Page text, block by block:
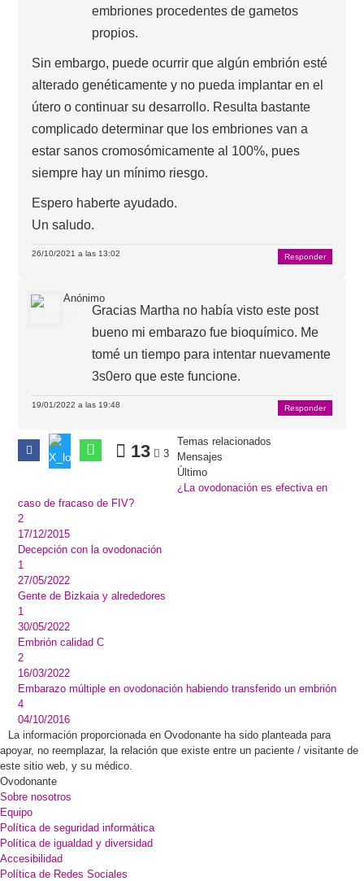
embriones procedentes de gametos
propios.
Sin embargo, puede ocurrir que algún embrión esté
alterado genéticamente y no pueda implantar en el
útero o continuar su desarrollo. Resulta bastante
complicado determinar que los embriones van a
estar sanos cromosómicamente al 100%, pues
siempre hay un mínimo riesgo.
Espero haberte ayudado.
Un saludo.
26/10/2021 a las 13:02 Responder
Anónimo
Gracias Martha no había visto este post
bueno mi embarazo fue bioquímico. Me
tomé un tiempo para intentar nuevamente
3s0ero que este funcione.
19/01/2022 a las 19:48 Responder
13 3
Temas relacionados
Mensajes
Último
¿La ovodonación es efectiva en
caso de fracaso de FIV?
2
17/12/2015
Decepción con la ovodonación
1
27/05/2022
Gente de Bizkaia y alrededores
1
30/05/2022
Embrión calidad C
2
16/03/2022
Embarazo múltiple en ovodonación habiendo transferido un embrión
4
04/10/2016
La información proporcionada en Ovodonante ha sido planteada para
apoyar, no reemplazar, la relación que existe entre un paciente / visitante de
este sitio web, y su médico.
Ovodonante
Sobre nosotros
Equipo
Política de seguridad informática
Política de igualdad y diversidad
Accesibilidad
Política de Redes Sociales